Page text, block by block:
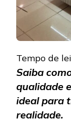
Tempo de
Saiba
qualidade
ideal para
realidade.